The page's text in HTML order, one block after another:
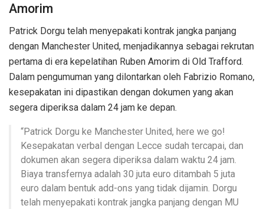
Amorim
Patrick Dorgu telah menyepakati kontrak jangka panjang
dengan Manchester United, menjadikannya sebagai rekrutan
pertama di era kepelatihan Ruben Amorim di Old Trafford.
Dalam pengumuman yang dilontarkan oleh Fabrizio Romano,
kesepakatan ini dipastikan dengan dokumen yang akan
segera diperiksa dalam 24 jam ke depan.
“Patrick Dorgu ke Manchester United, here we go!
Kesepakatan verbal dengan Lecce sudah tercapai, dan
dokumen akan segera diperiksa dalam waktu 24 jam.
Biaya transfernya adalah 30 juta euro ditambah 5 juta
euro dalam bentuk add-ons yang tidak dijamin. Dorgu
telah menyepakati kontrak jangka panjang dengan MU